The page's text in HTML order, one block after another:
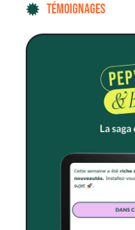
TÉMOIGNAGES